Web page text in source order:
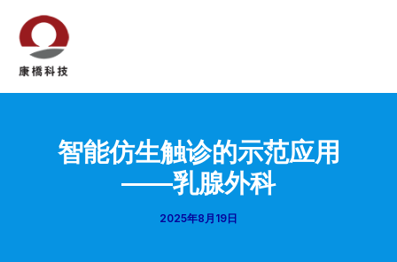
智能仿生触诊的示范应用
——乳腺外科
2025年8月19日